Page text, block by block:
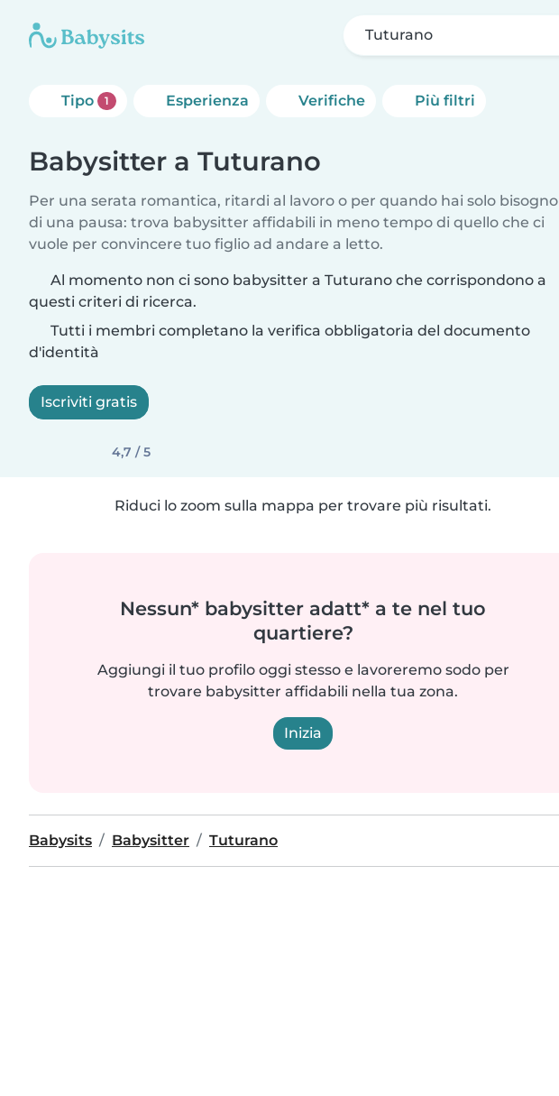
Tuturano
Tipo 1 Esperienza Verifiche Più filtri
Babysitter a Tuturano
Per una serata romantica, ritardi al lavoro o per quando hai solo bisogno
di una pausa: trova babysitter affidabili in meno tempo di quello che ci
vuole per convincere tuo figlio ad andare a letto.
Al momento non ci sono babysitter a Tuturano che corrispondono a
questi criteri di ricerca.
Tutti i membri completano la verifica obbligatoria del documento
d'identità
Iscriviti gratis
4,7 / 5
Riduci lo zoom sulla mappa per trovare più risultati.
Nessun* babysitter adatt* a te nel tuo
quartiere?
Aggiungi il tuo profilo oggi stesso e lavoreremo sodo per
trovare babysitter affidabili nella tua zona.
Inizia
Babysits Babysitter Tuturano